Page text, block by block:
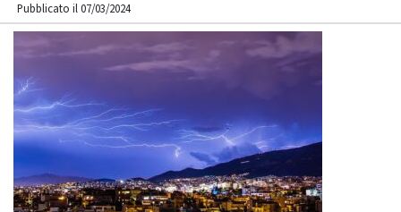
Pubblicato il 07/03/2024